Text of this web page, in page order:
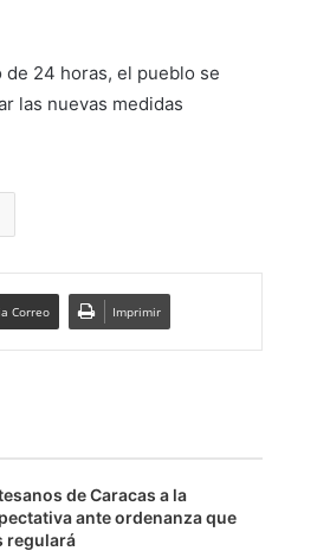
24 horas, el pueblo se
las nuevas medidas
Correo Imprimir
de Caracas a la
ante ordenanza que
regulará